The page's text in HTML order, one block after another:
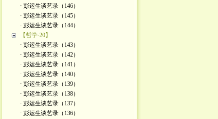
· 彭运生谈艺录（146）
· 彭运生谈艺录（145）
· 彭运生谈艺录（144）
【哲学-20】
· 彭运生谈艺录（143）
· 彭运生谈艺录（142）
· 彭运生谈艺录（141）
· 彭运生谈艺录（140）
· 彭运生谈艺录（139）
· 彭运生谈艺录（138）
· 彭运生谈艺录（137）
· 彭运生谈艺录（136）